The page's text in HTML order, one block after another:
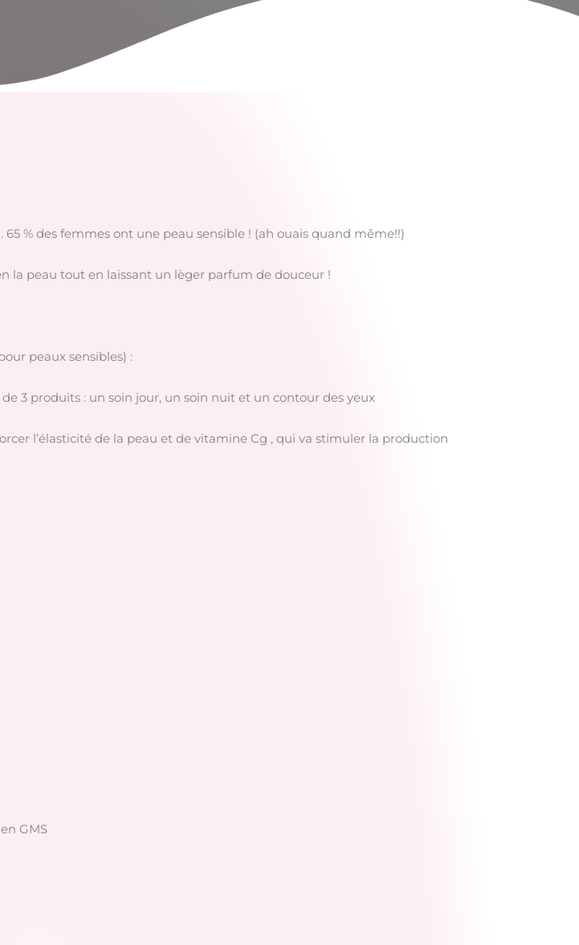
% des femmes ont une peau sensible ! (ah ouais quand même!!)
la peau tout en laissant un lèger parfum de douceur !
peaux sensibles) :
3 produits : un soin jour, un soin nuit et un contour des yeux
l’élasticité de la peau et de vitamine Cg , qui va stimuler la production
GMS